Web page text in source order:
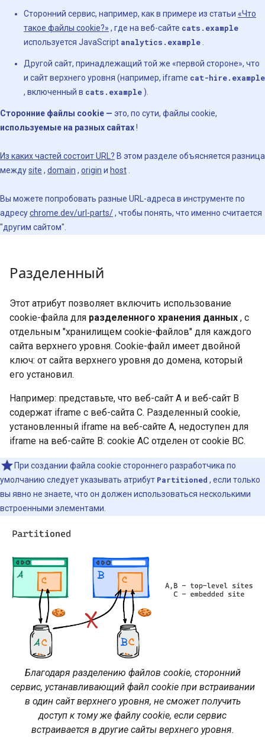
Сторонний сервис, например, как в примере из статьи «Что
такое файлы cookie?» , где на веб-сайте cats.example
используется JavaScript analytics.example
Другой сайт, принадлежащий той же «первой стороне», что
и сайт верхнего уровня (например, iframe cat-hire.example
, включенный в cats.example).
Сторонние файлы cookie — это, по сути, файлы cookie,
используемые на разных сайтах!
Из каких частей состоит URL? В этом разделе объясняется разница
междуsite , domain , origin и host
Вы можете попробовать разные URL-адреса в инструменте по
адресуchrome.dev/url-parts/, чтобы понять, что именно считается
"другим сайтом".
Разделенный
Этот атрибут позволяет включить использование
cookie-файла для разделенного хранения данных , с
отдельным "хранилищем cookie-файлов" для каждого
сайта верхнего уровня. Cookie-файл имеет двойной
ключ: от сайта верхнего уровня до домена, который
его установил.
Например: представьте, что веб-сайт A и веб-сайт B
содержат iframe с веб-сайта C. Разделенный cookie,
установленный iframe на веб-сайте A, недоступен для
iframe на веб-сайте B: cookie AC отделен от cookie BC.
При создании файла cookie стороннего разработчика по
умолчанию следует указывать атрибут Partitioned , если только
вы явно не знаете, что он должен использоваться несколькими
встроенными элементами.
Благодаря разделению файлов cookie, сторонний
сервис, устанавливающий файл cookie при встраивании
в один сайт верхнего уровня, не сможет получить
доступ к тому же файлу cookie, если сервис
встраивается в другие сайты верхнего уровня.